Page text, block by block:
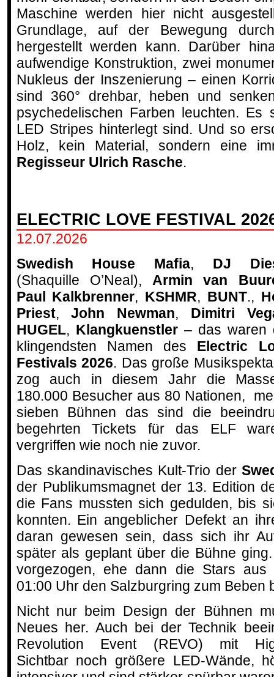
Maschine werden hier nicht
Grundlage, auf der Bewegung
hergestellt werden kann. Darüber
aufwendige Konstruktion, zwei
Nukleus der Inszenierung – einen
sind 360° drehbar, heben und
psychedelischen Farben leuchten. Es
LED Stripes hinterlegt sind. Und so
Holz, kein Material, sondern eine
Regisseur Ulrich Rasche.
ELECTRIC LOVE FESTIVAL
12.07.2026
Swedish House Mafia, DJ
(Shaquille O’Neal), Armin van
Paul Kalkbrenner, KSHMR, BUNT.,
Priest,John Newman, Dimitri
HUGEL, Klangkuenstler– das waren
klingendsten Namen des Electric
Festivals 2026. Das große
zog auch in diesem Jahr die
180.000 Besucher aus 80 Nationen,
sieben Bühnen das sind die
begehrten Tickets für das ELF
vergriffen wie noch nie zuvor.
Das skandinavisches Kult-Trio der
der Publikumsmagnet der 13. Edition
die Fans mussten sich gedulden, bis
konnten. Ein angeblicher Defekt an
daran gewesen sein, dass sich ihr
später als geplant über die Bühne
vorgezogen, ehe dann die Stars aus
01:00 Uhr den Salzburgring zum Beben
Nicht nur beim Design der Bühnen
Neues her. Auch bei der Technik
Revolution Event (REVO) mit
Sichtbar noch größere LED-Wände,